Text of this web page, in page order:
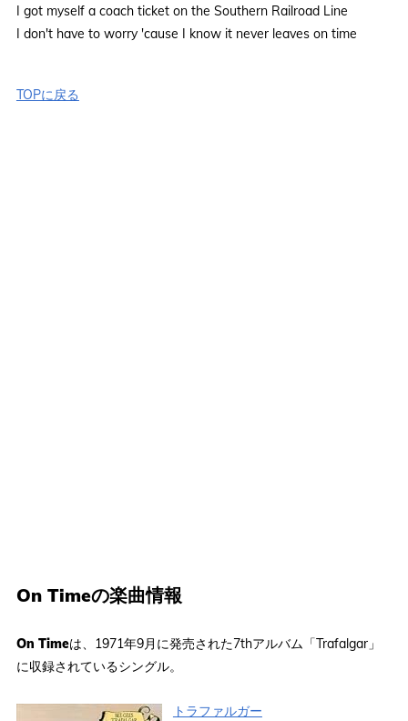
I got myself a coach ticket on the Southern Railroad Line
I don't have to worry 'cause I know it never leaves on time
TOPに戻る
On Timeの楽曲情報
On Timeは、1971年9月に発売された7thアルバム「Trafalgar」
に収録されているシングル。
トラファルガー